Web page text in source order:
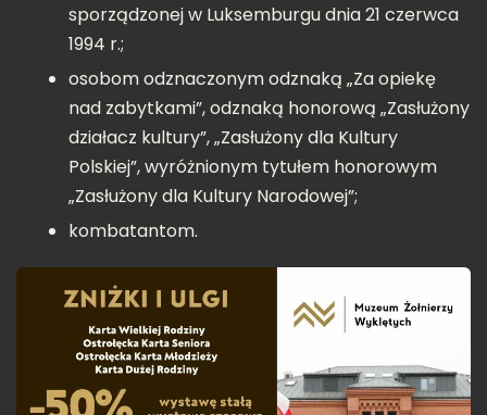
sporządzonej w Luksemburgu dnia 21 czerwca
1994 r.;
osobom odznaczonym odznaką „Za opiekę
nad zabytkami”, odznaką honorową „Zasłużony
działacz kultury”, „Zasłużony dla Kultury
Polskiej”, wyróżnionym tytułem honorowym
„Zasłużony dla Kultury Narodowej”;
kombatantom.